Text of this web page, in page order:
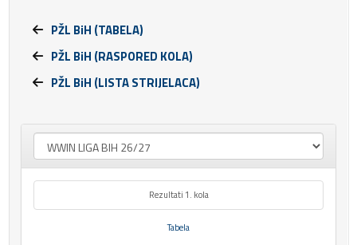
PŽL BiH (TABELA)
PŽL BiH (RASPORED KOLA)
PŽL BiH (LISTA STRIJELACA)
Rezultati 1. kola
Tabela